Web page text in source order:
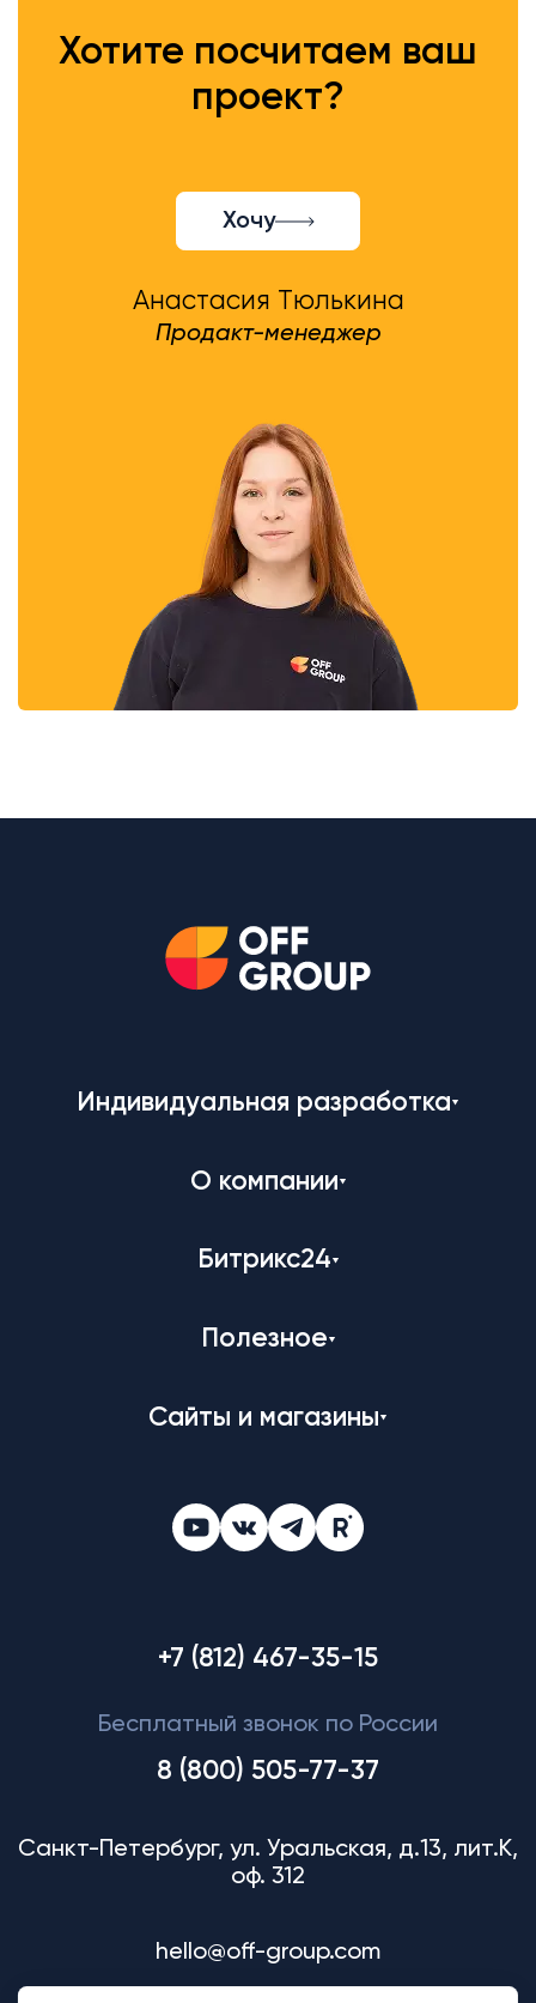
Хотите посчитаем ваш
проект?
Хочу
Анастасия Тюлькина
Продакт-менеджер
Индивидуальная разработка
О компании
Битрикс24
Полезное
Сайты и магазины
+7 (812) 467-35-15
Бесплатный звонок по России
8 (800) 505-77-37
Санкт-Петербург, ул. Уральская, д.13, лит.К,
оф. 312
hello@off-group.com